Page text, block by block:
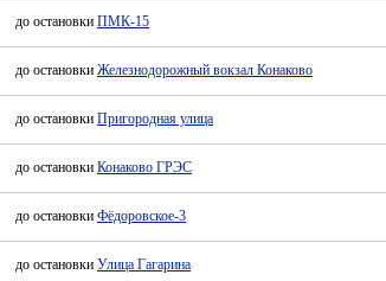
до остановки ПМК-15
до остановки Железнодорожный вокзал Конаково
до остановки Пригородная улица
до остановки Конаково ГРЭС
до остановки Фёдоровское-3
до остановки Улица Гагарина